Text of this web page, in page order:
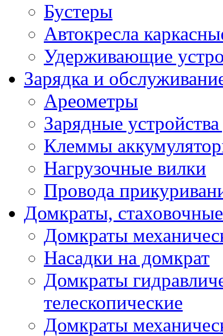
Бустеры
Автокресла
Удерживающие
Зарядка и
Ареометры
Зарядные
Клеммы
Нагрузочные вилки
Провода
Домкраты,
Домкраты
Насадки на домкрат
Домкраты
телескопические
Домкраты